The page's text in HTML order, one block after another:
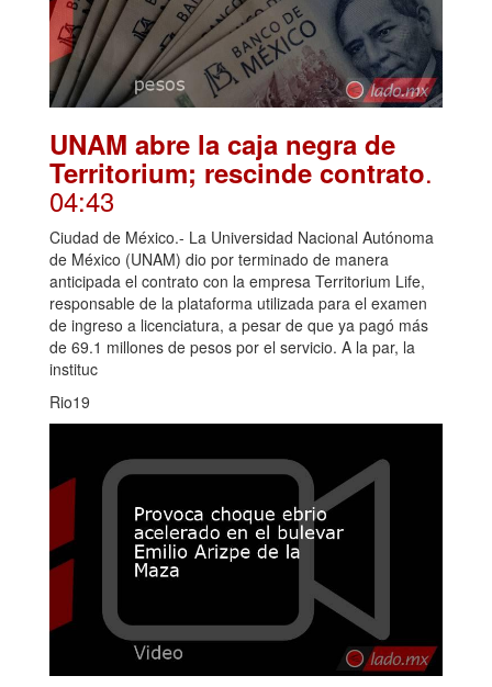
UNAM abre la caja negra de
Territorium; rescinde contrato.
04:43
Ciudad de México.- La Universidad Nacional Autónoma
de México (UNAM) dio por terminado de manera
anticipada el contrato con la empresa Territorium Life,
responsable de la plataforma utilizada para el examen
de ingreso a licenciatura, a pesar de que ya pagó más
de 69.1 millones de pesos por el servicio. A la par, la
instituc
Rio19